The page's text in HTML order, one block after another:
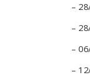
–
–
–
–